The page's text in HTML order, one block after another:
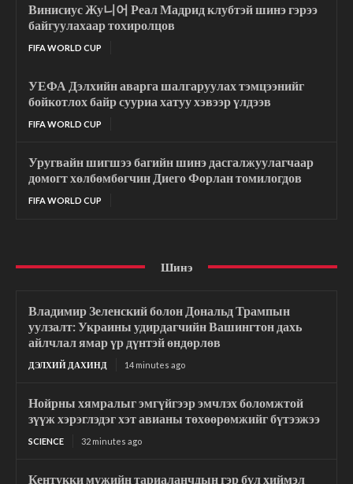
Винисиус Жу니어 Реал Мадрид клубтэй шинэ гэрээ
байгуулахаар тохиролцов
FIFA WORLD CUP
УЕФА Дэлхийн аварга шалгаруулах тэмцээнийг
бойкотлох байр сууриа хатуу хэвээр үлдээв
FIFA WORLD CUP
Уругвайн шигшээ багийн шинэ дасгалжуулагчаар
домогт хөлбөмбөгчин Диего Форлан томилогдов
FIFA WORLD CUP
Шинэ
Владимир Зеленский болон Дональд Трампын
уулзалт: Украины удирдагчийн Вашингтон дахь
айлчлал ямар үр дүнтэй өндөрлөв
ДЭЛХИЙ ДАХИНД 14 minutes ago
Нойрны хямралыг эмгүйгээр эмчлэх боломжтой
зүүж хэрэглэдэг хэт авианы төхөөрөмжийг бүтээжээ
SCIENCE 32 minutes ago
Кентукки мужийн тариаланчдын гэр бүл хиймэл